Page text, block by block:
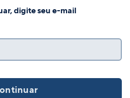
digite seu e-mail